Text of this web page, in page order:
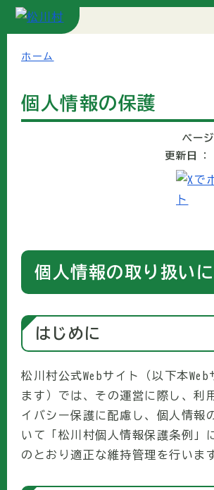
ホーム
個人情報の保護
ペー
更新日
個人情報の取り扱い
はじめに
松川村公式Webサイト（以下本
ます）では、その運営に際し、利
イバシー保護に配慮し、個人情報
いて「松川村個人情報保護条例」
のとおり適正な維持管理を行いま